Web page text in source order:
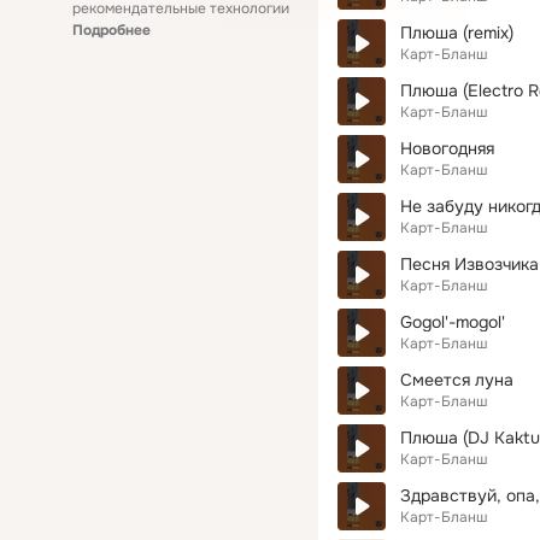
рекомендательные технологии
Подробнее
Плюша (remix)
Карт-Бланш
Плюша (Electro
Карт-Бланш
Новогодняя
Карт-Бланш
Не забуду
Карт-Бланш
Песня Извозчика
Карт-Бланш
Gogol'-mogol'
Карт-Бланш
Смеется луна
Карт-Бланш
Плюша (DJ
Карт-Бланш
Здравствуй,
Карт-Бланш